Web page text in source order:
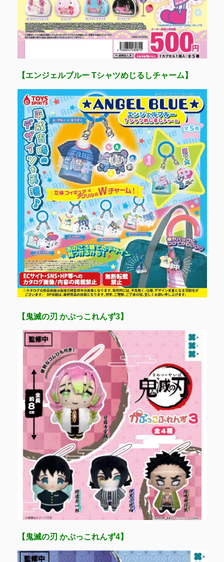
【エンジェルブルー Tシャツめじるしチャーム】
【鬼滅の刃 かぷっこれんず3】
【鬼滅の刃 かぷっこれんず4】